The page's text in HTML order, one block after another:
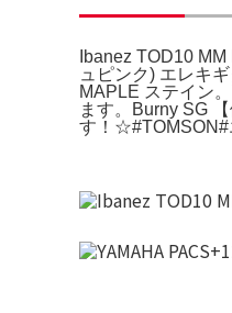
Ibanez TOD10
ュピンク) エレキ
MAPLE ステイン
ます。Burny SG
す！☆#TOMSON#